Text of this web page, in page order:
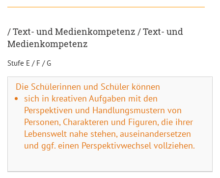
/ Text- und Medienkompetenz / Text- und
Medienkompetenz
Stufe E / F / G
Die Schülerinnen und Schüler können
sich in kreativen Aufgaben mit den
Perspektiven und Handlungsmustern von
Personen, Charakteren und Figuren, die ihrer
Lebenswelt nahe stehen, auseinandersetzen
und ggf. einen Perspektivwechsel vollziehen.